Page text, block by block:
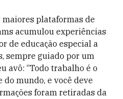
plataformas de
acumulou experiências
de educação especial a
sempre guiado por um
avô: “Todo trabalho é o
mundo, e você deve
foram retiradas da